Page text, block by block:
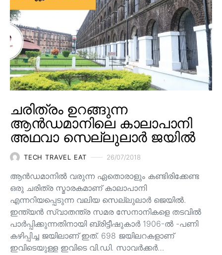
ചരിത്രം ഉറങ്ങുന്ന
ആൻഡമാനിലെ കാലാപാനി
അഥവാ സെല്ലുലാർ ജയിൽ
TECH TRAVEL EAT 26/07/2018
ആൻഡമാനില്‍ വരുന്ന ഏതൊരാളും കണ്ടിരിക്കേണ്ട
ഒരു ചരിത്ര സ്മാരകമാണ് കാലാപാനി
എന്നറിയപ്പെടുന്ന വലിയ സെല്ലുലാര്‍ ജെയില്‍.
ഇന്ത്യൻ സ്വാതന്ത്ര സമര സേനാനികളെ തടവിൽ
പാർപ്പിക്കുന്നതിനായി ബ്രിട്ടീഷുകാർ 1906-ൽ -പണി
കഴിപ്പിച്ച ജയിലാണ് ഇത്. 698 ജയിലറകളാണ്
ഇവിടെയുള്ള ഇവിടെ വി.ഡി. സാവർക്കർ…